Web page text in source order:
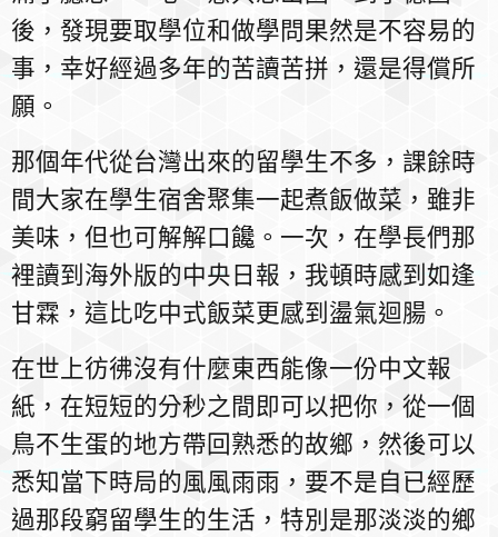
後，發現要取學位和做學問果然是不容易的
事，幸好經過多年的苦讀苦拼，還是得償所
願。
那個年代從台灣出來的留學生不多，課餘時
間大家在學生宿舍聚集一起煮飯做菜，雖非
美味，但也可解解口饞。一次，在學長們那
裡讀到海外版的中央日報，我頓時感到如逢
甘霖，這比吃中式飯菜更感到盪氣迴腸。
在世上彷彿沒有什麼東西能像一份中文報
紙，在短短的分秒之間即可以把你，從一個
鳥不生蛋的地方帶回熟悉的故鄉，然後可以
悉知當下時局的風風雨雨，要不是自已經歷
過那段窮留學生的生活，特別是那淡淡的鄉